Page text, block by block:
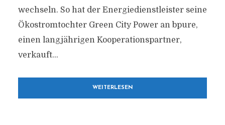
wechseln. So hat der Energiedienstleister seine
Ökostromtochter Green City Power an bpure,
einen langjährigen Kooperationspartner,
verkauft...
WEITERLESEN